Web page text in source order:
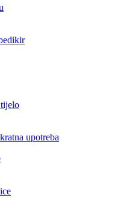
upotreba